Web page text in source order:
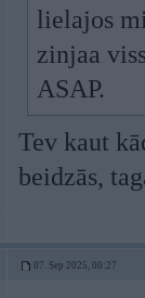
lielajos
zinjaa
ASAP.
Tev kaut
beidzās,
07. Sep 2025, 00:27